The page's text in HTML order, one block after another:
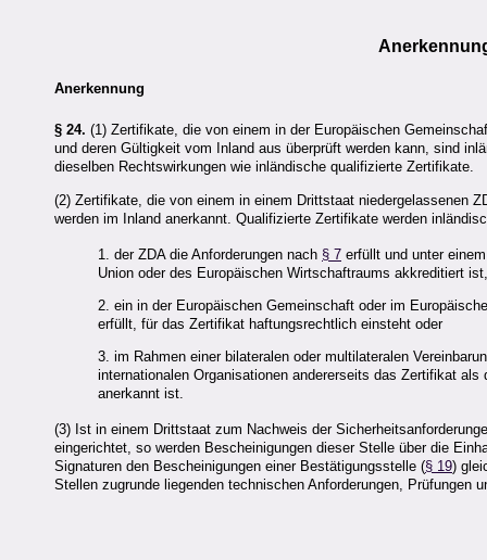
Anerkennung
§ 24. (1) Zertifikate, die von einem in der Europäischen
und deren Gültigkeit vom Inland aus überprüft werden kann, sind
dieselben Rechtswirkungen wie inländische qualifizierte Zertifikate.
(2) Zertifikate, die von einem in einem Drittstaat niedergelassenen
werden im Inland anerkannt. Qualifizierte Zertifikate werden
1. der ZDA die Anforderungen nach § 7 erfüllt und unter
Union oder des Europäischen Wirtschaftraums akkreditiert ist,
2. ein in der Europäischen Gemeinschaft oder im
erfüllt, für das Zertifikat haftungsrechtlich einsteht oder
3. im Rahmen einer bilateralen oder multilateralen
internationalen Organisationen andererseits das Zertifikat
anerkannt ist.
(3) Ist in einem Drittstaat zum Nachweis der
eingerichtet, so werden Bescheinigungen dieser Stelle über die
Signaturen den Bescheinigungen einer Bestätigungsstelle (§ 19)
Stellen zugrunde liegenden technischen Anforderungen, Prüfungen